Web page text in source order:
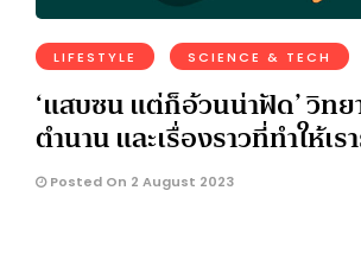
LIFESTYLE SCIENCE & TECH
‘แสบซน แต่ก็อ้วนน่าฟัด’ วิท
ตำนาน และเรื่องราวที่ทำให้เร
Posted On 2 August 2023